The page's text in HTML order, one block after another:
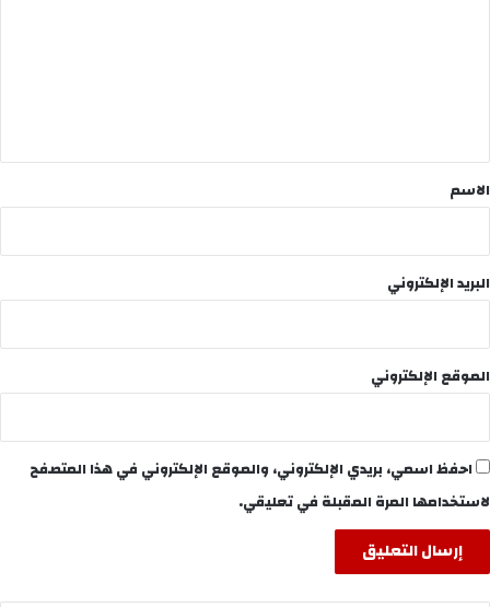
*
الاسم
البريد الإلكتروني
الموقع الإلكتروني
احفظ اسمي، بريدي الإلكتروني، والموقع الإلكتروني في هذا المتصفح
لاستخدامها المرة المقبلة في تعليقي.